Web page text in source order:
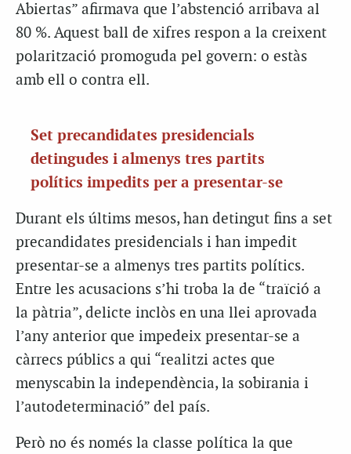
Abiertas” afirmava que l’abstenció arribava al
80 %. Aquest ball de xifres respon a la creixent
polarització promoguda pel govern: o estàs
amb ell o contra ell.
Set precandidates presidencials
detingudes i almenys tres partits
polítics impedits per a presentar-se
Durant els últims mesos, han detingut fins a set
precandidates presidencials i han impedit
presentar-se a almenys tres partits polítics.
Entre les acusacions s’hi troba la de “traïció a
la pàtria”, delicte inclòs en una llei aprovada
l’any anterior que impedeix presentar-se a
càrrecs públics a qui “realitzi actes que
menyscabin la independència, la sobirania i
l’autodeterminació” del país.
Però no és només la classe política la que